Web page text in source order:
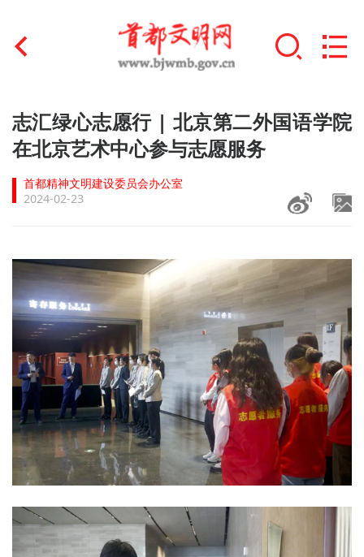
首页
文明创建
文明实践
未成年人思想道德建设
榜样人物
+
身边好人
文明评论
北京宣传文化引导基金
宣传思想文化人才
资料库
+
志汇绿心志愿行 | 北京第二外国语学院
在北京艺术中心参与志愿服务
首都精神文明建设委员会办公室
2024-02-23